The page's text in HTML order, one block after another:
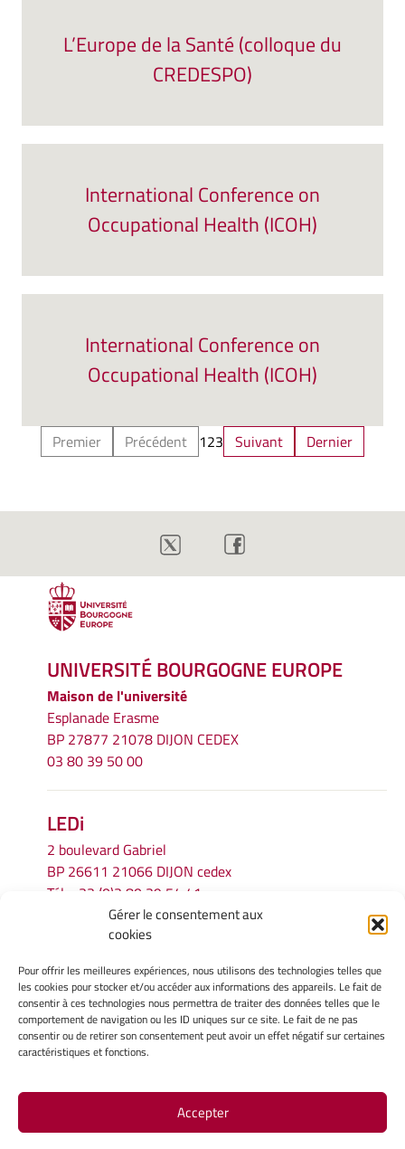
Gérer le consentement aux
cookies
Pour offrir les meilleures expériences, nous utilisons des technologies telles que
les cookies pour stocker et/ou accéder aux informations des appareils. Le fait de
consentir à ces technologies nous permettra de traiter des données telles que le
comportement de navigation ou les ID uniques sur ce site. Le fait de ne pas
consentir ou de retirer son consentement peut avoir un effet négatif sur certaines
caractéristiques et fonctions.
Accepter
L’Europe de la Santé (colloque du
CREDESPO)
International Conference on
Occupational Health (ICOH)
International Conference on
Occupational Health (ICOH)
Premier Précédent 123 Suivant Dernier
UNIVERSITÉ BOURGOGNE EUROPE
Maison de l'université
Esplanade Erasme
BP 27877 21078 DIJON CEDEX
03 80 39 50 00
LEDi
2 boulevard Gabriel
BP 26611 21066 DIJON cedex
Tél.
+33 (0)3 80 39 54 41
secretariat.ledi@u-bourgogne.fr
INFORMATIONS LÉGALES
Mentions légales
Gérer mes cookies
Politique de cookies
Avertissement
Site Officiel - LEDI @ 2026